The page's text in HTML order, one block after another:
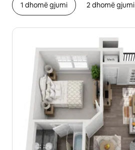
1 dhomë gjumi 2 dhomë gjumi